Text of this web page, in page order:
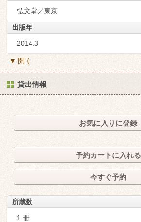
弘文堂／東京
出版年
2014.3
▼ 開く
貸出情報
お気に入りに登録
予約カートに入れる
今すぐ予約
所蔵数
1 冊